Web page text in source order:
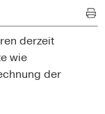
derzeit
wie
der